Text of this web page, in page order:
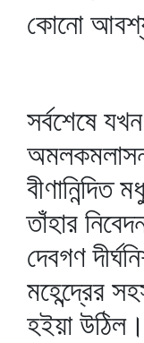
কোনো
সর্বশেষে
বীণানিন্দিত
তাঁহার
দেবগণ
মহেন্দ্রের
হইয়া উঠিল।